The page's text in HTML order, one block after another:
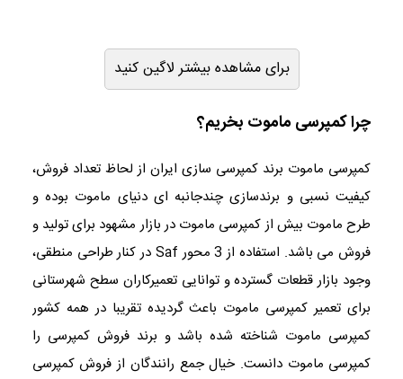
برای مشاهده بیشتر لاگین کنید
چرا کمپرسی ماموت بخریم؟
کمپرسی ماموت برند کمپرسی سازی ایران از لحاظ تعداد فروش،
کیفیت نسبی و برندسازی چندجانبه ای دنیای ماموت بوده و
طرح ماموت بیش از کمپرسی ماموت در بازار مشهود برای تولید و
فروش می باشد. استفاده از 3 محور Saf در کنار طراحی منطقی،
وجود بازار قطعات گسترده و توانایی تعمیرکاران سطح شهرستانی
برای تعمیر کمپرسی ماموت باعث گردیده تقریبا در همه کشور
کمپرسی ماموت شناخته شده باشد و برند فروش کمپرسی را
کمپرسی ماموت دانست. خیال جمع رانندگان از فروش کمپرسی